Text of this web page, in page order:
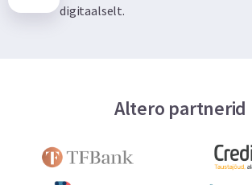
digitaalselt.
Altero partnerid